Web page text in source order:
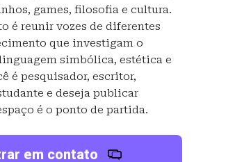
games, filosofia e cultura.
é reunir vozes de diferentes
que investigam o
simbólica, estética e
é pesquisador, escritor,
e deseja publicar
é o ponto de partida.
em contato